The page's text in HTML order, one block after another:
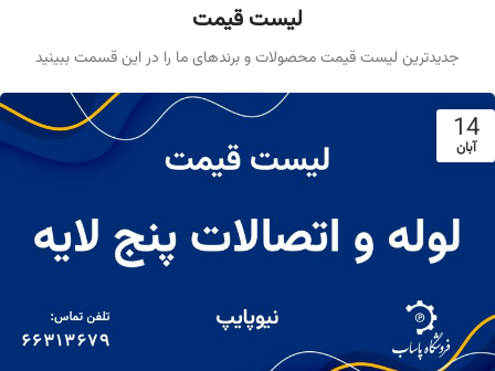
لیست قیمت
جدیدترین لیست قیمت محصولات و برندهای ما را در این قسمت ببینید
14
آبان